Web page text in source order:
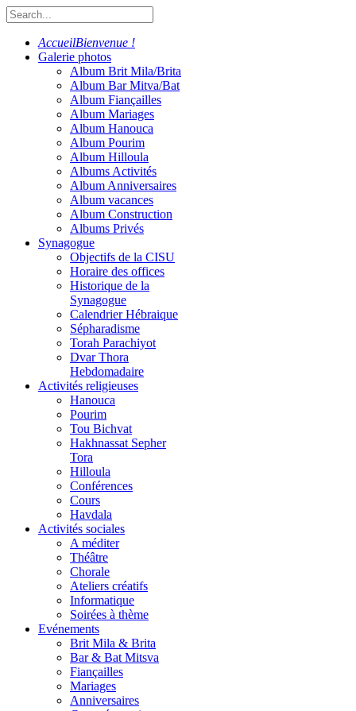
AccueilBienvenue !
Galerie photos
Album Brit Mila/Brita
Album Bar Mitva/Bat
Album Fiançailles
Album Mariages
Album Hanouca
Album Pourim
Album Hilloula
Albums Activités
Album Anniversaires
Album vacances
Album Construction
Albums Privés
Synagogue
Objectifs de la CISU
Horaire des offices
Historique de la
Synagogue
Calendrier Hébraique
Sépharadisme
Torah Parachiyot
Dvar Thora
Hebdomadaire
Activités religieuses
Hanouca
Pourim
Tou Bichvat
Hakhnassat Sepher
Tora
Hilloula
Conférences
Cours
Havdala
Activités sociales
A méditer
Théâtre
Chorale
Ateliers créatifs
Informatique
Soirées à thème
Evénements
Brit Mila & Brita
Bar & Bat Mitsva
Fiançailles
Mariages
Anniversaires